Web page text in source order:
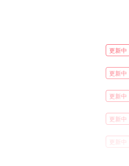
更新中
更新中
更新中
更新中
更新中